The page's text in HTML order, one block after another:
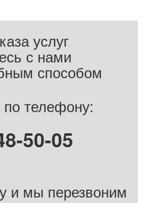
услуг
с нами
способом
по телефону:
50-05
и мы перезвоним